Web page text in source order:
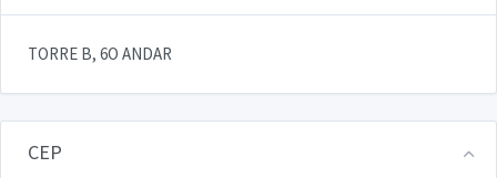
TORRE B, 6O ANDAR
CEP